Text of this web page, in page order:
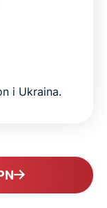
i Ukraina.